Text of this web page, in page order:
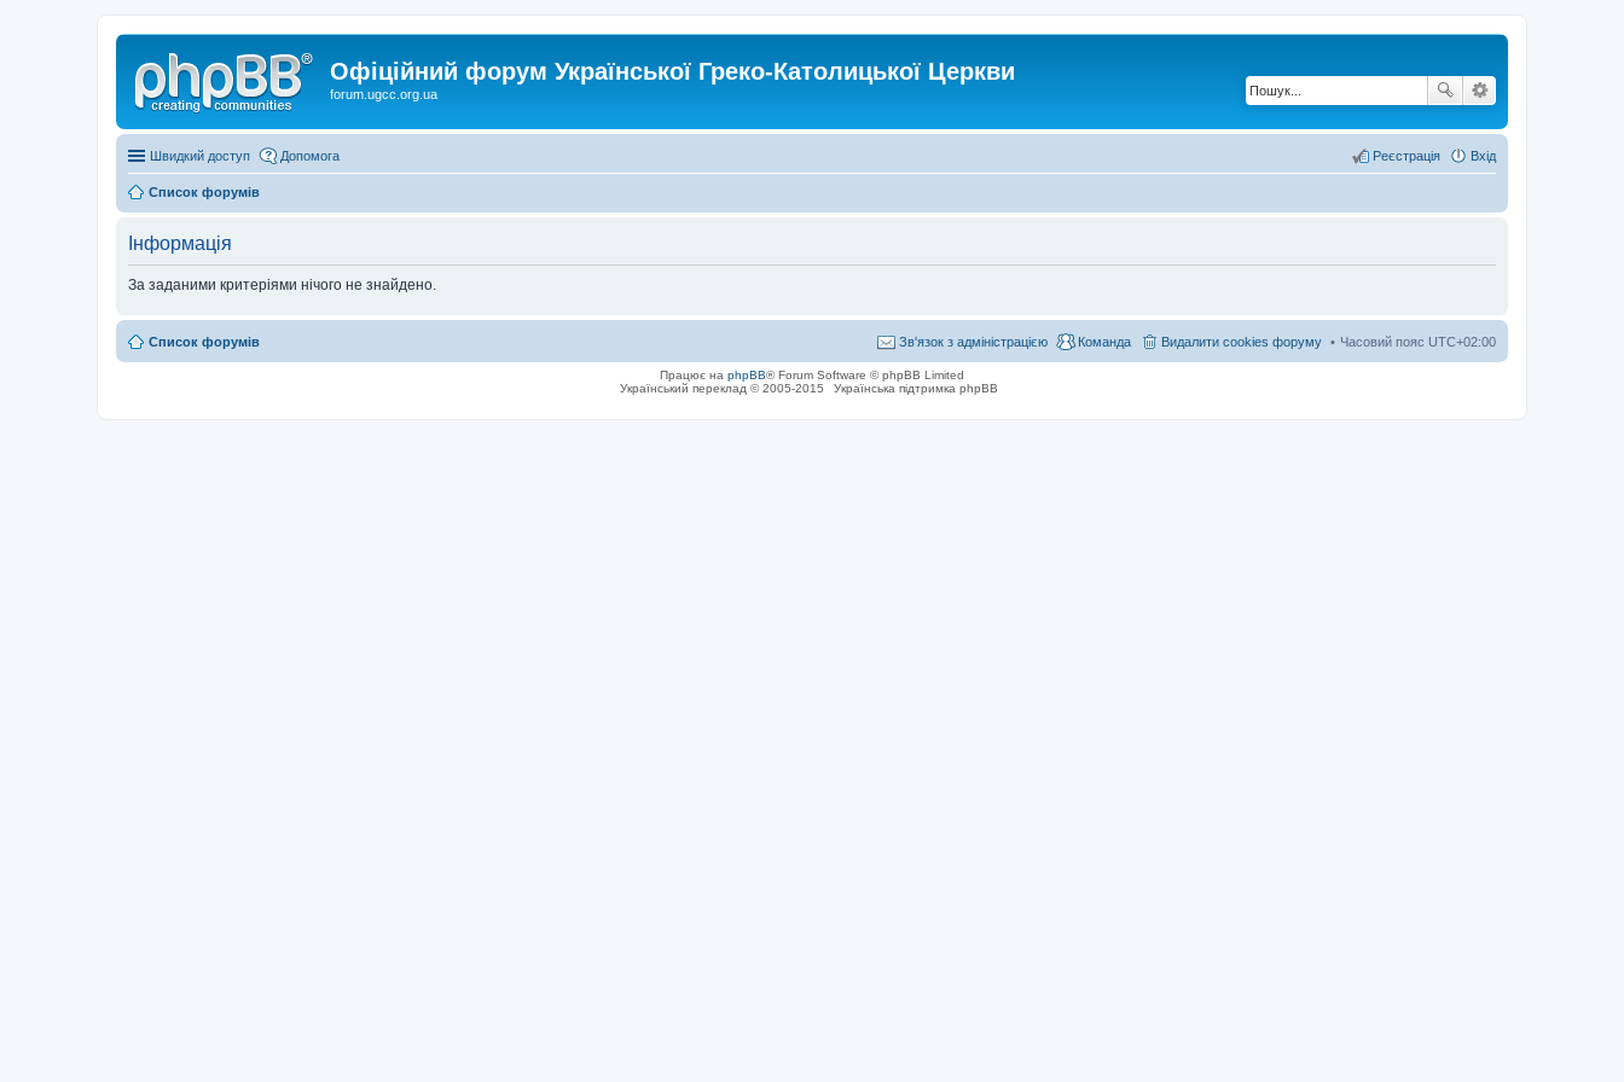
Офіційний форум Української Греко-Католицької Церкви
forum.ugcc.org.ua
Швидкий доступ Допомога Вхід
Реєстрація
Список форумів
Інформація
За заданими критеріями нічого не знайдено.
Список форумів Часовий пояс UTC+02:00
Видалити cookies форуму
Команда
Зв'язок з адміністрацією
Працює на phpBB® Forum Software © phpBB Limited
Український переклад © 2005-2015
Українська підтримка phpBB